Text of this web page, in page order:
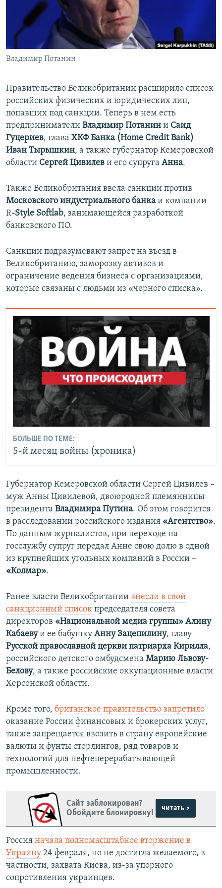
ПОБЕДИТЕЛЕЙ НЕ СУДЯТ?
КРЫМ.НЕПОКОРЕННЫЙ
УКРАИНСКАЯ ПРОБЛЕМА КРЫМА
ПРИСОЕДИНЯЙТЕСЬ!
Владимир Потанин
Правительство Великобритании расширило список
российских физических и юридических лиц,
попавших под санкции. Теперь в нем есть
предприниматели Владимир Потанин и Саид
Гуцериев, глава ХКФ Банка (Home Credit Bank)
Иван Тырышкин, а также губернатор Кемеровской
области Сергей Цивилев и его супруга Анна.
Также Великобритания ввела санкции против
Московского индустриального банка и компании
R-Style Softlab, занимающейся разработкой
банковского ПО.
Санкции подразумевают запрет на въезд в
Великобританию, заморозку активов и
ограничение ведения бизнеса с организациями,
которые связаны с людьми из «черного списка».
БОЛЬШЕ ПО ТЕМЕ:
5-й месяц войны (хроника)
Губернатор Кемеровской области Сергей Цивилев –
муж Анны Цивилевой, двоюродной племянницы
президента Владимира Путина. Об этом говорится
в расследовании российского издания «Агентство».
По данным журналистов, при переходе на
госслужбу супруг передал Анне свою долю в одной
из крупнейших угольных компаний в России –
«Колмар».
Ранее власти Великобритании внесли в свой
санкционный список председателя совета
директоров «Национальной медиа группы» Алину
Кабаевуи ее бабушку Анну Зацепилину, главу
Русской православной церкви патриарха Кирилла,
российского детского омбудсмена Марию Львову-
Белову, а также российские оккупационные власти
Херсонской области.
Кроме того, британское правительство запретило
оказание России финансовых и брокерских услуг,
также запрещается ввозить в страну европейские
валюты и фунты стерлингов, ряд товаров и
технологий для нефтеперерабатывающей
промышленности.
Сайт заблокирован?
Обойдите блокировку!
читать >
Россия начала полномасштабное вторжение в
Украину 24 февраля, но не достигла желаемого, в
частности, захвата Киева, из-за упорного
сопротивления украинцев.